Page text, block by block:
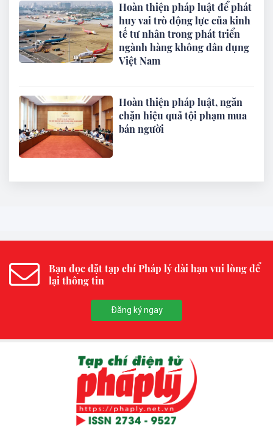
Hoàn thiện pháp luật để phát
huy vai trò động lực của kinh
tế tư nhân trong phát triển
ngành hàng không dân dụng
Việt Nam
Hoàn thiện pháp luật, ngăn
chặn hiệu quả tội phạm mua
bán người
Bạn đọc đặt tạp chí Pháp lý dài hạn vui lòng để
lại thông tin
Đăng ký ngay